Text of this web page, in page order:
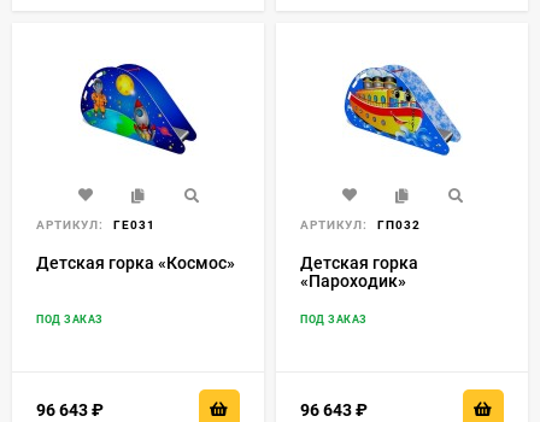
АРТИКУЛ: ГЕ031
Детская горка «Космос»
ПОД ЗАКАЗ
96 643
АРТИКУЛ: ГП032
Детская горка
«Пароходик»
ПОД ЗАКАЗ
96 643